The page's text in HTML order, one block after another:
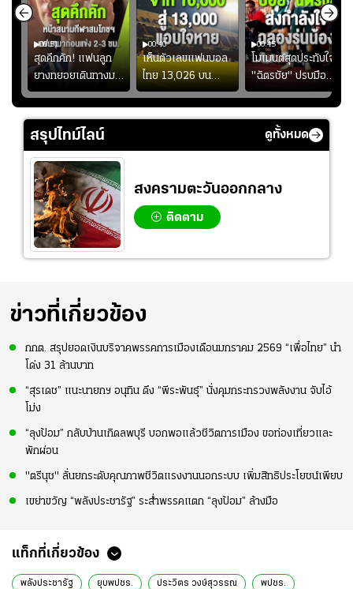
00:51
สุดคึกคัก! แฟนลูก
ยางทยอยเดินทางมา
หน้าสนามกีฬา
สมโภชฯ กันอย่าง
คึกคัก ก่อนเกมเริ่ม
2-3 ชั่วโมง
00:40
เห็นตัวเลขแฟนบอล
ไทย 13,026 บน
สกอร์บอร์ดแล้วแอบ
ใจหาย น้อยกว่านัดที่
00:45
โมเมนต์สุดประทับใจ!
"ฉัตรชัย" ปรบมือ
ฉลองประตูแรกให้
ดาวรุ่ง "เจะฮานาฟี"
ในสีเสื้อช้างศึกชุด
สรุปไทม์ไลน์ ดูทั้งหมด
สงครามตะวันออกกลาง
ติดตาม
ข่าวที่เกี่ยวข้อง
กกต. สรุปยอดเงินบริจาคพรรคการเมืองเดือนมกราคม 2569 “เพื่อไทย” นำ
โด่ง 31 ล้านบาท
“สุรเดช” แนะนายกฯ อนุทิน ดึง “พีระพันธุ์” นั่งคุมกระทรวงพลังงาน จับไอ้
โม่ง
“ลุงป้อม” กลับบ้านเกิดลพบุรี บอกพอแล้วชีวิตการเมือง ขอท่องเที่ยวและ
พักผ่อน
"ตรีนุช" ลั่นยกระดับคุณภาพชีวิตแรงงานนอกระบบ เพิ่มสิทธิประโยชน์เพียบ
เขย่าขวัญ “พลังประชารัฐ” ระส่ำพรรคแตก “ลุงป้อม” ล้างมือ
แท็กที่เกี่ยวข้อง
พลังประชารัฐ ยุบพปชร. ประวิตร วงษ์สุวรรณ พปชร.